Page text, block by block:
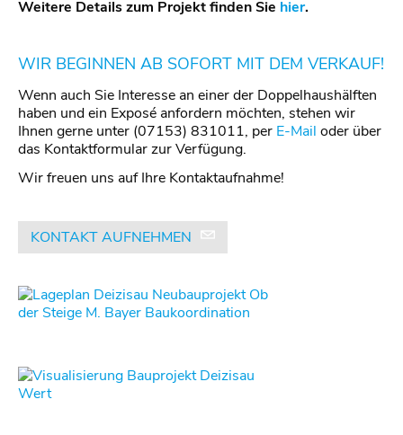
Weitere Details zum Projekt finden Sie hier.
WIR BEGINNEN AB SOFORT MIT DEM VERKAUF!
Wenn auch Sie Interesse an einer der Doppelhaushälften
haben und ein Exposé anfordern möchten, stehen wir
Ihnen gerne unter (07153) 831011, per E-Mail oder über
das Kontaktformular zur Verfügung.
Wir freuen uns auf Ihre Kontaktaufnahme!
KONTAKT AUFNEHMEN